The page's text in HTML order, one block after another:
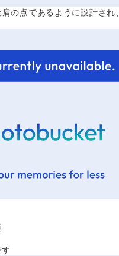
の点であるように設計さ